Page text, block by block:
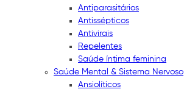
Antiparasitários
Antissépticos
Antivirais
Repelentes
Saúde íntima feminina
Saúde Mental & Sistema Nervoso
Ansiolíticos